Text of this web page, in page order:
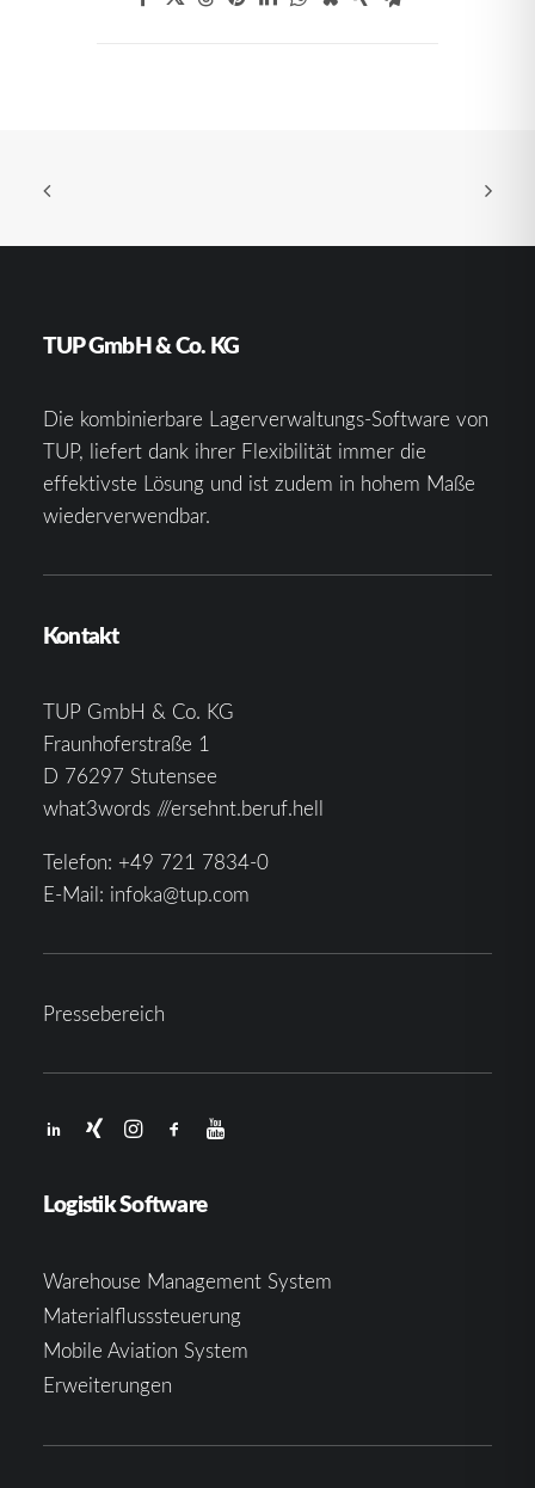
TUP GmbH & Co. KG
Die kombinierbare Lagerverwaltungs-Software von
TUP, liefert dank ihrer Flexibilität immer die
effektivste Lösung und ist zudem in hohem Maße
wiederverwendbar.
Kontakt
TUP GmbH & Co. KG
Fraunhoferstraße 1
D 76297 Stutensee
what3words ///ersehnt.beruf.hell
Telefon: +49 721 7834-0
E-Mail: infoka@tup.com
Pressebereich
Logistik Software
Warehouse Management System
Materialflusssteuerung
Mobile Aviation System
Erweiterungen